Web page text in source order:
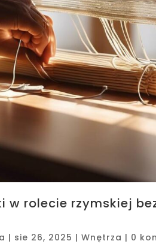
w rolecie rzymskiej
| sie 26, 2025 | Wnętrza | 0